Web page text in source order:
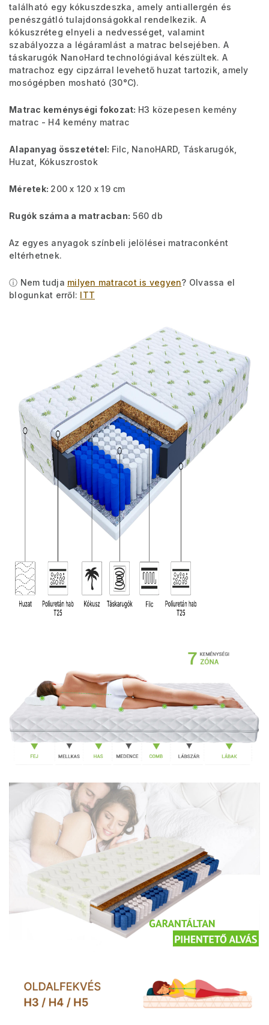
található egy kókuszdeszka, amely antiallergén és
penészgátló tulajdonságokkal rendelkezik. A
kókuszréteg elnyeli a nedvességet, valamint
szabályozza a légáramlást a matrac belsejében. A
táskarugók NanoHard technológiával készültek. A
matrachoz egy cipzárral levehető huzat tartozik, amely
mosógépben mosható (30°C).
Matrac keménységi fokozat: H3 közepesen kemény
matrac - H4 kemény matrac
Alapanyag összetétel: Filc, NanoHARD, Táskarugók,
Huzat, Kókuszrostok
Méretek: 200 x 120 x 19 cm
Rugók száma a matracban: 560 db
Az egyes anyagok színbeli jelölései matraconként
eltérhetnek.
ⓘ Nem tudja milyen matracot is vegyen? Olvassa el
blogunkat erről: ITT